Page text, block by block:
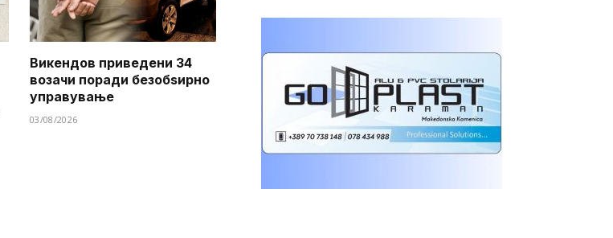
Викендов приведени 34
возачи поради безобѕирно
управување
03/08/2026